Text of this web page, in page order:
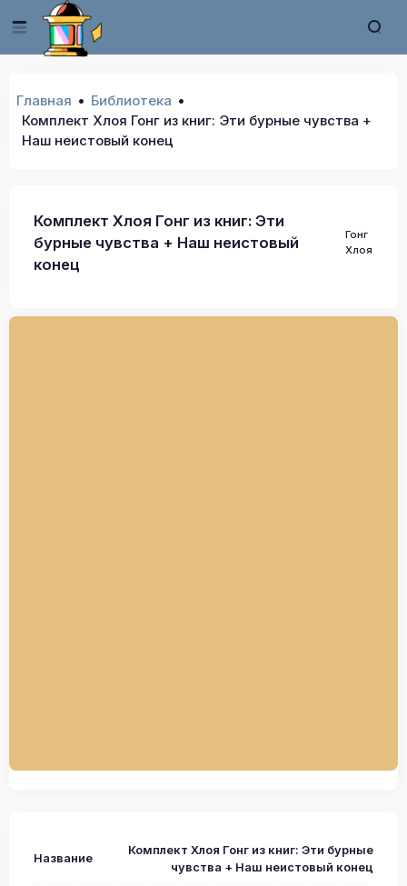
Главная
Библиотека
Комплект Хлоя Гонг из книг: Эти бурные чувства +
Наш неистовый конец
Комплект Хлоя Гонг из книг: Эти
бурные чувства + Наш неистовый
конец
Гонг
Хлоя
Название
Комплект Хлоя Гонг из книг: Эти бурные
чувства + Наш неистовый конец